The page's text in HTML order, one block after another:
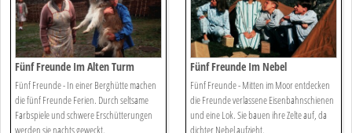
Fünf Freunde Im Alten Turm
Fünf Freunde - In einer Berghütte machen
die fünf Freunde Ferien. Durch seltsame
Farbspiele und schwere Erschütterungen
werden sie nachts geweckt.
Fünf Freunde Im Nebel
Fünf Freunde - Mitten im Moor entdecken
die Freunde verlassene Eisenbahnschienen
und eine Lok. Sie bauen ihre Zelte auf, da
dichter Nebel aufzieht.